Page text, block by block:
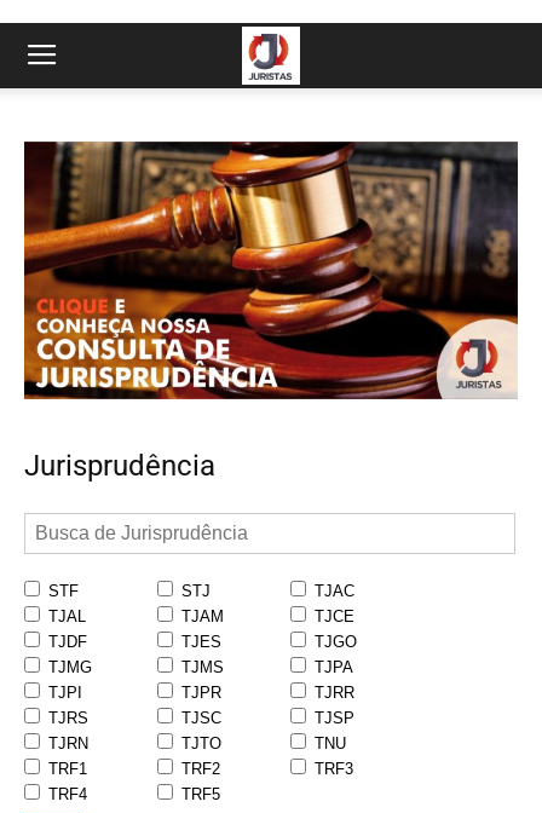
Jurisprudência
STF STJ
TJAC
TJAL
TJAM
TJCE
TJDF
TJES
TJGO
TJMG
TJMS
TJPA
TJPI
TJPR
TJRR
TJRS
TJSC
TJSP
TJRN
TJTO
TNU
TRF1
TRF2
TRF3
TRF4
TRF5